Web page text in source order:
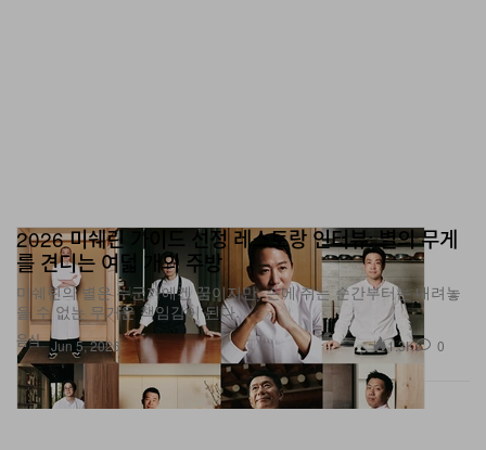
음식
2026 미쉐린 가이드 선정 레스토랑 인터뷰: 별의 무게
를 견디는 여덟 개의 주방
미쉐린의 별은 누군가에겐 꿈이지만, 손에 쥐는 순간부터는 내려놓
을 수 없는 무거운 책임감이 된다.
Jun 5, 2026 1.3K 0